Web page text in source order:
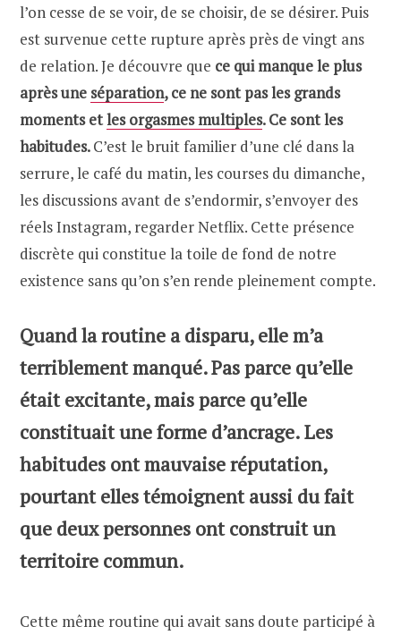
l’on cesse de se voir, de se choisir, de se désirer. Puis
est survenue cette rupture après près de vingt ans
de relation. Je découvre que ce qui manque le plus
après une séparation, ce ne sont pas les grands
moments etles orgasmes multiples. Ce sont les
habitudes.C’est le bruit familier d’une clé dans la
serrure, le café du matin, les courses du dimanche,
les discussions avant de s’endormir, s’envoyer des
réels Instagram, regarder Netflix. Cette présence
discrète qui constitue la toile de fond de notre
existence sans qu’on s’en rende pleinement compte.
Quand la routine a disparu, elle m’a
terriblement manqué. Pas parce qu’elle
était excitante, mais parce qu’elle
constituait une forme d’ancrage.Les
habitudes ont mauvaise réputation,
pourtant elles témoignent aussi du fait
que deux personnes ont construit un
territoire commun.
Cette même routine qui avait sans doute participé à